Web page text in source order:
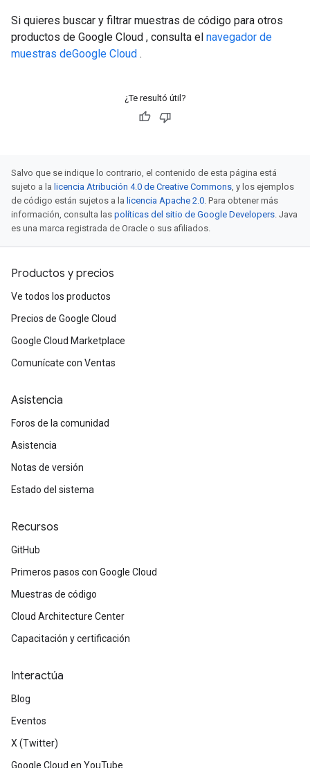
Si quieres buscar y filtrar muestras de código para otros
productos de Google Cloud , consulta el navegador de
muestras deGoogle Cloud .
¿Te resultó útil?
Salvo que se indique lo contrario, el contenido de esta página está
sujeto a la licencia Atribución 4.0 de Creative Commons, y los ejemplos
de código están sujetos a la licencia Apache 2.0. Para obtener más
información, consulta las políticas del sitio de Google Developers. Java
es una marca registrada de Oracle o sus afiliados.
Productos y precios
Ve todos los productos
Precios de Google Cloud
Google Cloud Marketplace
Comunícate con Ventas
Asistencia
Foros de la comunidad
Asistencia
Notas de versión
Estado del sistema
Recursos
GitHub
Primeros pasos con Google Cloud
Muestras de código
Cloud Architecture Center
Capacitación y certificación
Interactúa
Blog
Eventos
X (Twitter)
Google Cloud en YouTube